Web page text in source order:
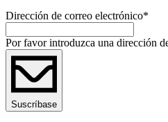
Dirección de correo electrónico*
Por favor introduzca una dirección
Suscríbase